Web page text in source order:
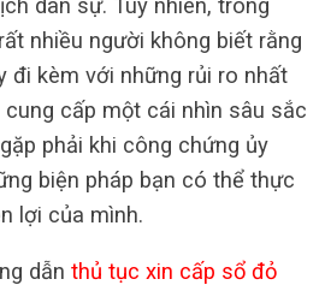
nhiều người không biết rằng
đi kèm với những rủi ro nhất
cấp một cái nhìn sâu sắc
phải khi công chứng ủy
biện pháp bạn có thể thực
lợi của mình.
dẫn thủ tục xin cấp sổ đỏ